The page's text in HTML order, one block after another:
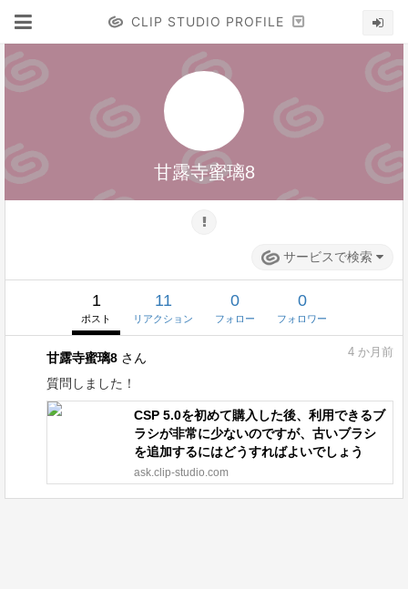
CLIP STUDIO PROFILE
甘露寺蜜璃8
サービスで検索
1
ポスト
11
リアクション
0
フォロー
0
フォロワー
甘露寺蜜璃8 さん
質問しました！
4 か月前
CSP 5.0を初めて購入した後、利用できるブ
ラシが非常に少ないのですが、古いブラシ
を追加するにはどうすればよいでしょう
か？ - CLIP STUDIO ASK
ask.clip-studio.com